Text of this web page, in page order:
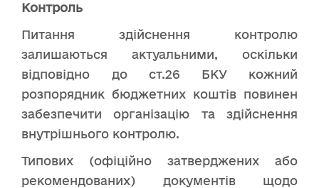
Контроль
Питання здійснення контролю
залишаються актуальними, оскільки
відповідно до ст.26 БКУ кожний
розпорядник бюджетних коштів повинен
забезпечити організацію та здійснення
внутрішнього контролю.
Типових (офіційно затверджених або
рекомендованих) документів щодо